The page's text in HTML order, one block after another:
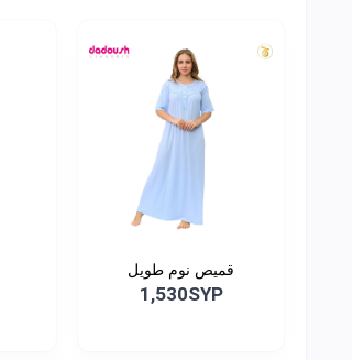
قميص نوم طويل
1,530SYP